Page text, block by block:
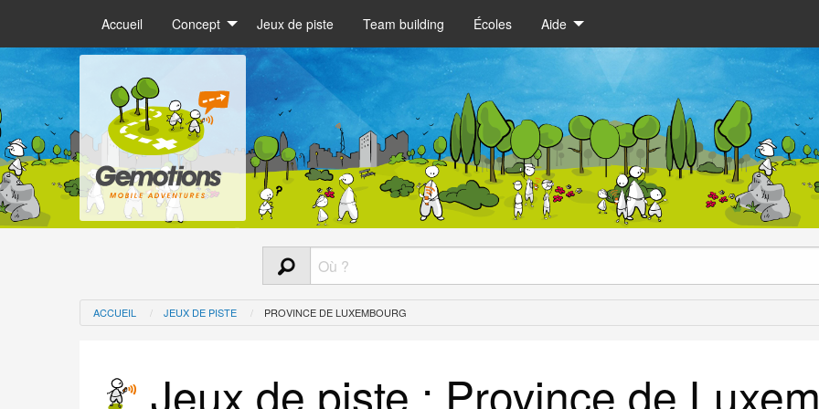
Accueil Concept Jeux de piste Team building Écoles Aide
ACCUEIL JEUX DE PISTE PROVINCE DE LUXEMBOURG
Jeux de piste : Province de